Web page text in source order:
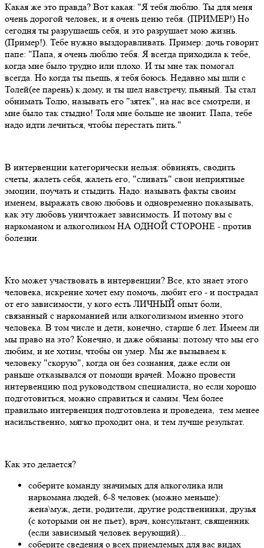
Какая же это правда? Вот какая: "Я тебя люблю. Ты для меня
очень дорогой человек, и я очень ценю тебя. (ПРИМЕР!) Но
сегодня ты разрушаешь себя, и это разрушает мою жизнь.
(Пример!). Тебе нужно выздоравливать. Пример: дочь говорит
папе: "Папа, я очень люблю тебя. Я всегда приходила к тебе,
когда мне было трудно или плохо. И ты мне так помогал
всегда. Но когда ты пьешь, я тебя боюсь. Недавно мы шли с
Толей(ее парень) к дому, и ты шел навстречу, пьяный. Ты стал
обнимать Толю, называть его "зятек", на нас все смотрели, и
мне было так стыдно! Толя мне больше не звонит. Папа, тебе
надо идти лечиться, чтобы перестать пить."
В интервенции категорически нельзя: обвинять, сводить
счеты, жалеть себя, жалеть его, "сливать" свои неприятные
эмоции, поучать и стыдить. Надо: называть факты своим
именем, выражать свою любовь и одновременно показывать,
как эту любовь уничтожает зависимость. И потому вы с
наркоманом и алкоголиком НА ОДНОЙ СТОРОНЕ - против
болезни.
Кто может участвовать в интервенции? Все, кто знает этого
человека, искренне хочет ему помочь, любит его - и пострадал
от его зависимости, у кого есть ЛИЧНЫЙ опыт боли,
связанный с наркоманией или алкоголизмом именно этого
человека. В том числе и дети, конечно, старше 6 лет. Имеем ли
мы право на это? Конечно, и даже обязаны: потому что мы его
любим, и не хотим, чтобы он умер. Мы же вызываем к
человеку "скорую", когда он без сознания, даже если он
раньше отказывался от помощи врачей. Можно провести
интервенцию под руководством специалиста, но если хорошо
подготовиться, можно справиться и самим. Чем более
правильно интервенция подготовлена и проведена, тем менее
насильственно, мягко проходит она, и тем лучше результат.
Как это делается?
соберите команду значимых для алкоголика или
наркомана людей, 6-8 человек (можно меньше):
жена\муж, дети, родители, другие родственники, друзья
(с которыми он не пьет), врач, консультант, священник
(если зависимый человек верующий)...
соберите сведения о всех приемлемых для вас видах